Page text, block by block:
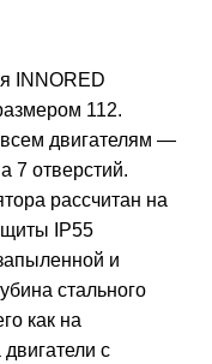
INNORED
112.
двигателям —
7 отверстий.
рассчитан на
IP55
и
стального
как на
с